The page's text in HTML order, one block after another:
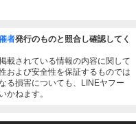
者発行のものと照合し確認してく
載されている情報の内容に関して
および安全性を保証するものでは
る損害についても、LINEヤフー
かねます。